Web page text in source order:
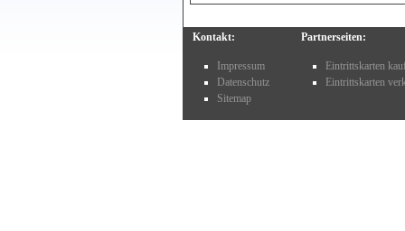
Kontakt:
Impressum
Datenschutz
Sitemap
Partnerseiten:
Eintrittskarten
Eintrittskarten